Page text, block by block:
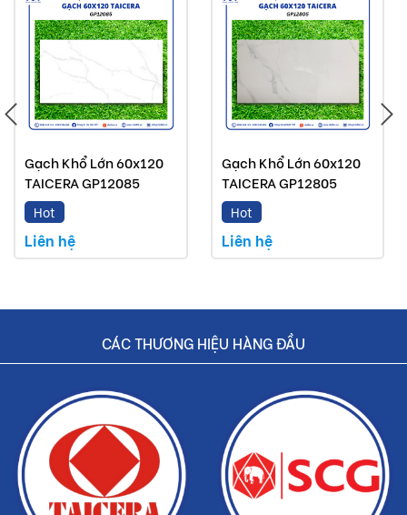
Gạch Khổ Lớn 60x120
TAICERA GP12085
Hot
Liên hệ
Gạch Khổ Lớn 60x120
TAICERA GP12805
Hot
Liên hệ
CÁC THƯƠNG HIỆU HÀNG ĐẦU